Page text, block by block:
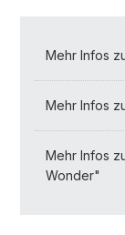
Mehr Infos
Mehr Infos
Mehr Infos
Wonder"